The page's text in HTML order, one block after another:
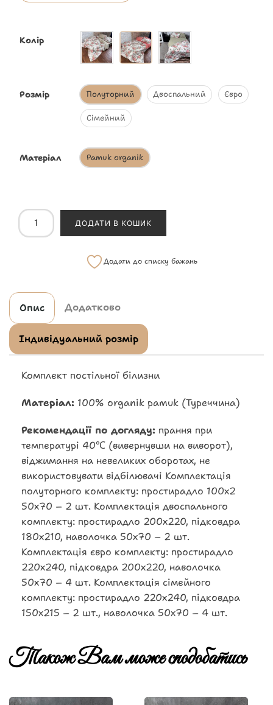
Колір
Розмір Полуторний Двоспальний Євро
Сімейний
Матеріал Pamuk organik
ДОДАТИ В КОШИК
Додати до списку бажань
Опис Додатково
Індивідуальний розмір
Комплект постільної білизни
Матеріал: 100% organik pamuk (Туреччина)
Рекомендації по догляду: прання при
температурі 40℃ (вивернувши на виворот),
віджимання на невеликих оборотах, не
використовувати відбілювачі Комплектація
полуторного комплекту: простирадло 100х2
50х70 – 2 шт. Комплектація двоспального
комплекту: простирадло 200х220, підковдра
180х210, наволочка 50х70 – 2 шт.
Комплектація євро комплекту: простирадло
220х240, підковдра 200х220, наволочка
50х70 – 4 шт. Комплектація сімейного
комплекту: простирадло 220х240, підковдра
150х215 – 2 шт., наволочка 50х70 – 4 шт.
Також Вам може сподобатись